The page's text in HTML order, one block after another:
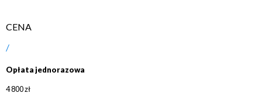
CENA
Opłata jednorazowa
4 800 zł